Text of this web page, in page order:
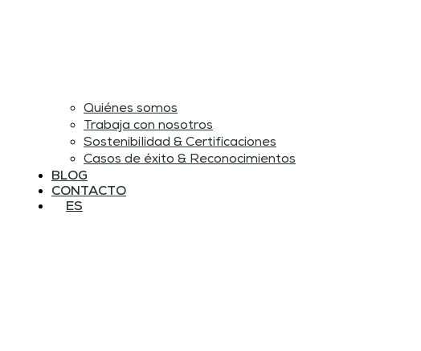
Quiénes somos
Trabaja con nosotros
Sostenibilidad & Certificaciones
Casos de éxito & Reconocimientos
BLOG
CONTACTO
ES